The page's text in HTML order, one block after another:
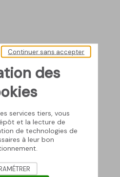
des
services tiers, vous
et la lecture de
de technologies de
à leur bon
Continuer sans accepter